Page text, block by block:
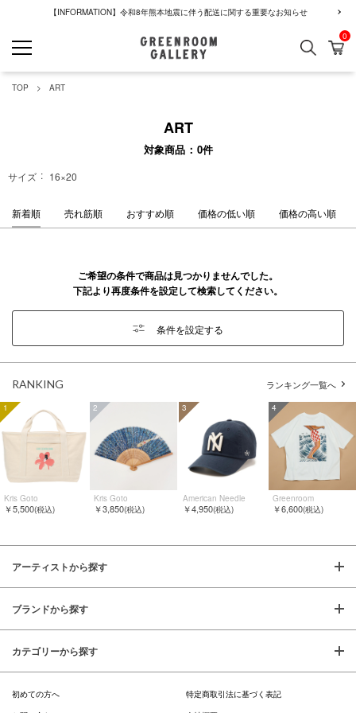
【INFORMATION】令和8年熊本地震に伴う配送に関する重要なお知らせ
検索 カ
0
TOP ART
ART
対象商品 0件
サイズ 16×20
新着順 売れ筋順 おすすめ順 価格の低い順 価格の高い順
ご希望の条件で商品は見つかりませんでした。
下記より再度条件を設定して検索してください。
条件を設定する
RANKING ランキング一覧へ
1
Kris Goto
￥5,500(税込)
2
Kris Goto
￥3,850(税込)
3
American Needle
￥4,950(税込)
4
Greenroom
￥6,600(税込)
アーティストから探す
ブランドから探す
カテゴリーから探す
初めての方へ
特定商取引法に基づく表記